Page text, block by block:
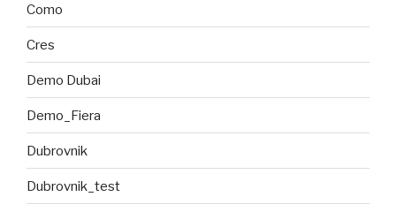
Como
Cres
Demo Dubai
Demo_Fiera
Dubrovnik
Dubrovnik_test